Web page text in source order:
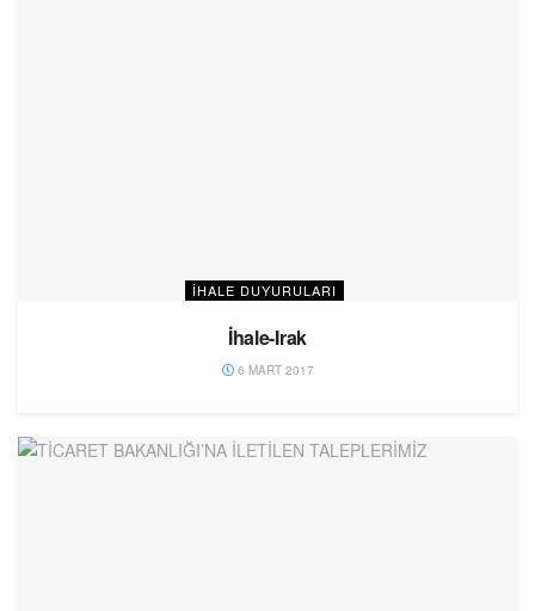
İHALE DUYURULARI
İhale-Irak
6 MART 2017